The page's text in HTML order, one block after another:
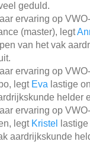
geduld.
ervaring op
(master), legt
van het vak
ervaring op
legt Eva lastige
helder
ervaring op
legt Kristel
aardrijkskunde